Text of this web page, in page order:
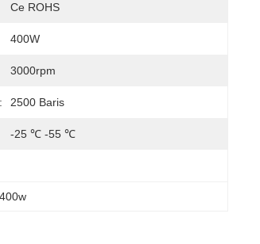
Ce ROHS
400W
3000rpm
2500 Baris
-25 ℃ -55 ℃